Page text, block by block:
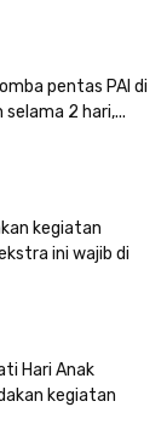
pentas PAI di
2 hari,...
kegiatan
ini wajib di
Hari Anak
kegiatan